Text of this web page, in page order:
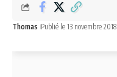
Thomas Publié le 13 novembre 2018